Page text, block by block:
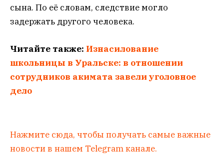
сына. По её словам, следствие могло
задержать другого человека.
Читайте также: Изнасилование
школьницы в Уральске: в отношении
сотрудников акимата завели уголовное
дело
Нажмите сюда, чтобы получать самые важные
новости в нашем Telegram канале.